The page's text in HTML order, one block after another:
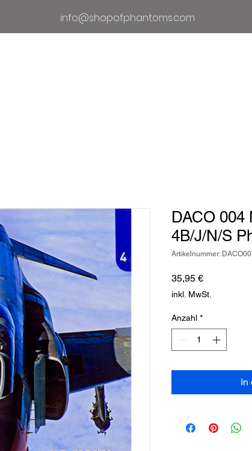
info@shopofphantoms.com
DACO 004
4B/J/N/S
Artikelnummer:
35,95 €Preis
inkl. MwSt.
Anzahl *
In